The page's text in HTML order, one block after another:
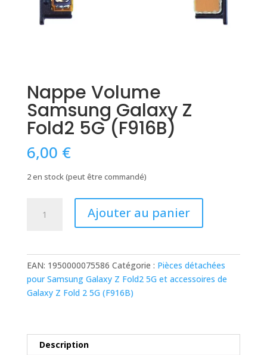
Nappe Volume
Samsung Galaxy Z
Fold2 5G (F916B)
6,00 €
2 en stock (peut être commandé)
Z
Ajouter au panier
EAN: 1950000075586 Catégorie : Pièces détachées
pour Samsung Galaxy Z Fold2 5G et accessoires de
Galaxy Z Fold 2 5G (F916B)
Description